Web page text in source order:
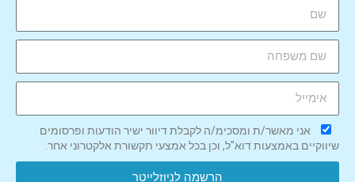
אני מאשר/ת ומסכימ/ה לקבלת דיוור ישיר הודעות ופרסומים
שיווקיים באמצעות דוא"ל, וכן בכל אמצעי תקשורת אלקטרוני אחר.
הרשמה לניוזלייטר